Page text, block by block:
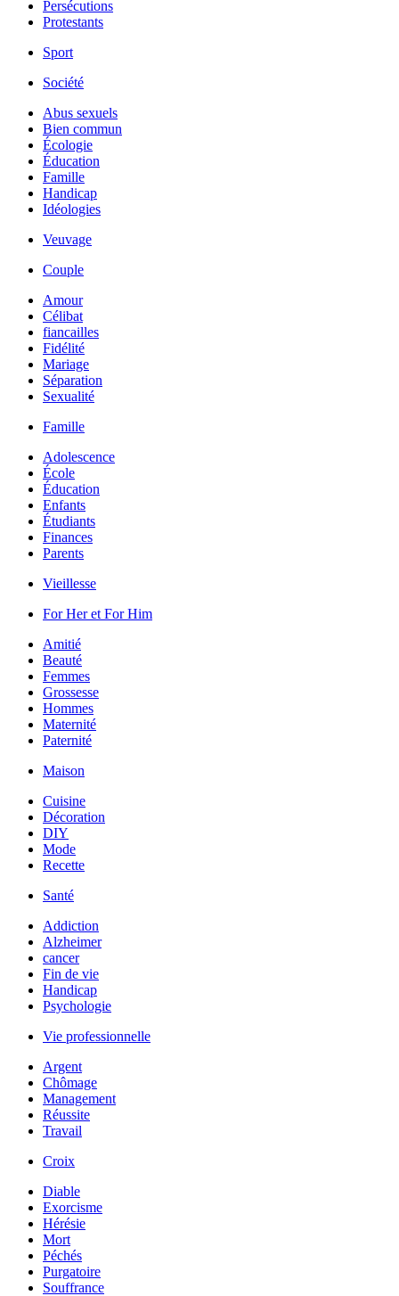
Persécutions
Protestants
Sport
Société
Abus sexuels
Bien commun
Écologie
Éducation
Famille
Handicap
Idéologies
Veuvage
Couple
Amour
Célibat
fiancailles
Fidélité
Mariage
Séparation
Sexualité
Famille
Adolescence
École
Éducation
Enfants
Étudiants
Finances
Parents
Vieillesse
For Her et For Him
Amitié
Beauté
Femmes
Grossesse
Hommes
Maternité
Paternité
Maison
Cuisine
Décoration
DIY
Mode
Recette
Santé
Addiction
Alzheimer
cancer
Fin de vie
Handicap
Psychologie
Vie professionnelle
Argent
Chômage
Management
Réussite
Travail
Croix
Diable
Exorcisme
Hérésie
Mort
Péchés
Purgatoire
Souffrance